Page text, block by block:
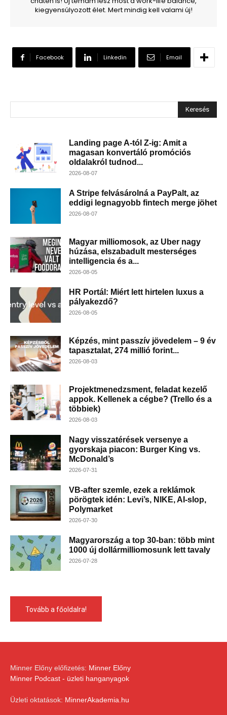
kiegyensúlyozott élet. Mert mindig kell valami új!
Facebook Linkedin Email
Keresés
Landing page A-tól Z-ig: Amit a
magasan konvertáló promóciós
oldalakról tudnod...
2026-08-07
A Stripe felvásárolná a PayPalt, az
eddigi legnagyobb fintech merge jöhet
2026-08-07
Magyar milliomosok, az Uber nagy
húzása, elszabadult mesterséges
intelligencia és a...
2026-08-05
HR Portál: Miért lett hirtelen luxus a
pályakezdő?
2026-08-05
Képzés, mint passzív jövedelem – 9 év
tapasztalat, 274 millió forint...
2026-08-03
Projektmenedzsment, feladat kezelő
appok. Kellenek a cégbe? (Trello és a
többiek)
2026-08-03
Nagy visszatérések versenye a
gyorskaja piacon: Burger King vs.
McDonald’s
2026-07-31
VB-after szemle, ezek a reklámok
pörögtek idén: Levi’s, NIKE, AI-slop,
Polymarket
2026-07-30
Magyarország a top 30-ban: több mint
1000 új dollármilliomosunk lett tavaly
2026-07-28
Tovább a főoldalra!
Minner Előny előfizetés: Minner Előny
Minner Podcast - üzleti hanganyagok
Üzleti oktatások: MinnerAkademia.hu